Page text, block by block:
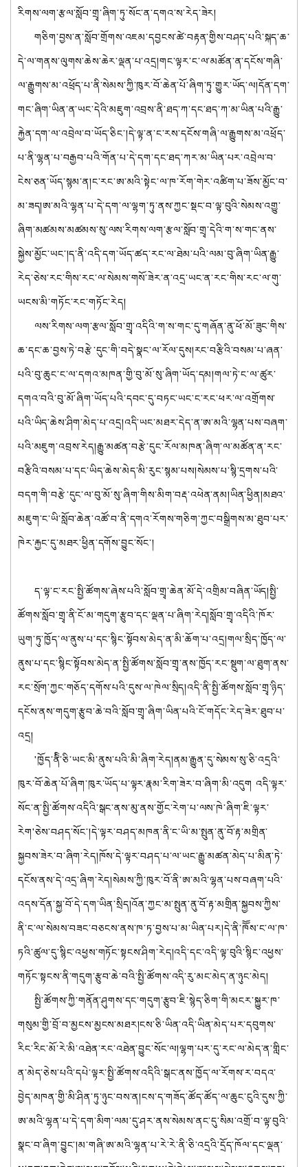
རིགས་ལག་རྩལ་སློབ་གྲྭ་ཞིག་ཏུ་སོང་ན་དགའ་ས་རེད་ཟེར།
གཅིག་བྱས་ན་སློབ་གྲོགས་འཇམ་དབྱངས་ཚེ་བརྟན་གྱིས་བཤད་པའི་སྐད་ཆ་
དེ་ལ་གནས་ལུགས་ཆེས་ཆེར་ལྡན་པ་འདྲ།གང་ལྟར་ང་ལ་མཚོན་ན་དངོས་གཞི་
ལ་རྒྱུགས་མ་འཕྲོད་པ་ནི་སེམས་ཀྱི་ཁུར་བོ་ཆེན་པོ་ཞིག་ཏུ་གྱུར་ཡོད་ལ།དོན་དག་
གང་ཞིག་ཡིན་ན་ཡང་དེའི་མཇུག་འབྲས་ནི་ཐད་ཀ་དང་ཐད་ཀ་མ་ཡིན་པའི་རྒྱུ་
རྐྱེན་དག་ལ་འབྲེལ་བ་ཡོད་ཅིང་།དེ་ལྟ་ན་ང་རས་དངོས་གཞི་ལ་རྒྱུགས་མ་འཕྲོད་
པ་ནི་ལྷན་པ་བརྒྱབ་པའི་གོན་པ་དེ་དག་དང་ཐད་ཀར་མ་ཡིན་པར་འབྲེལ་བ་
ངེས་ཅན་ཡོད་སྙམ་ན།ང་རང་ཨ་མའི་སྟེང་ལ་ཁ་རོག་གེར་འཚིག་པ་ཟོས་མྱོང་བ་
མ་ཟད།ཨ་མའི་ལྷན་པ་དེ་དག་ལ་ལྷག་ཏུ་ནས་ཀྱང་སྡང་བ་ལྟ་བུའི་སེམས་འགྱུ་
ཞིག་མཚམས་མཚམས་སུ་ལས་རིགས་ལག་རྩལ་སློབ་གྲྭ་དེའི་ག་ས་གང་ནས་
སྐྱེས་མྱོང་ཡང་།ད་ནི་འདི་དག་ཡོད་ཚད་རང་ལ་ཐེམ་པའི་ལམ་བུ་ཞིག་ཡིན་རྒྱུ་
རེད་ཅེས་རང་གིས་རང་ལ་སེམས་གསོ་ཟེར་ན་འདྲ་ཡང་ན་རང་གིས་རང་ལ་གུ་
ཡངས་མི་གཏོང་རང་གཏོང་རེད།
ལས་རིགས་ལག་རྩལ་སློབ་གྲྭ་འདིའི་ག་ས་གང་དུ་གཞོན་ནུ་ཕོ་མོ་ཟུང་གིས་
ཆ་དང་ཆ་བྱས་ཏེ་བརྩེ་དུང་གི་བདེ་སྣང་ལ་རོལ་དུས།རང་བརྩིའི་བསམ་པ་ཞན་
པའི་བུ་ཆུང་ང་ལ་དགའ་མཁན་གྱི་བུ་མོ་སུ་ཞིག་ཡོད་དམ།གལ་ཏེ་ང་ལ་ཚུར་
དགའ་བའི་བུ་མོ་ཞིག་ཡོད་པའི་དབང་དུ་བཏང་ཡང་ང་རང་ཕར་ལ་འགྲོགས་
པའི་ཡིད་ཆེས་ཤིག་མེད་པ་འདྲ།འདི་ཡང་མཐར་དེད་ན་ཨ་མའི་ལྷན་པས་བཞག་
པའི་མཇུག་འབྲས་རེད།རྒྱུ་མཚན་བརྩེ་དུང་རོལ་མཁན་ཞིག་ལ་མཚོན་ན་རང་
བརྩིའི་བསམ་པ་དང་ཡིད་ཆེས་མེད་མི་རུང་སྙམ་པས།སེམས་པ་སྙི་དྲགས་པའི་
བདག་གི་བརྩེ་དུང་ལ་བུ་མོ་སུ་ཞིག་གིས་མིག་བརྡ་འཕེན་ནམ།ཡིན་ཕྱིན།མཐའ་
མཇུག་ང་ཡི་སློབ་ཆེན་འཚོ་བ་ནི་དགའ་རོགས་གཅིག་ཀྱང་བསྒྲིགས་མ་ཐུབ་པར་
ཁེར་རྐྱང་དུ་མཐར་ཕྱིན་དགོས་བྱུང་སོང་།
ད་ལྟ་ང་རང་སྤྱི་ཚོགས་ཞེས་པའི་སློབ་གྲྭ་ཆེན་མོ་དེ་འགྲིམ་བཞིན་ཡོད།སྤྱི་
ཚོགས་སློབ་གྲྭ་ནི་ངོ་མ་གདུག་རྩུབ་དང་ལྡན་པ་ཞིག་རེད།སློབ་གྲྭ་འདིའི་ཁོར་
ཡུག་ཏུ་ཁྱོད་ལ་ནུས་པ་དང་སྙིང་སྟོབས་མེད་ན་མི་ཆོག་པ་འདྲ།གལ་སྲིད་ཁྱོད་ལ་
ནུས་པ་དང་སྙིང་སྟོབས་མེད་ན་སྤྱི་ཚོགས་སློབ་གྲྭ་ནས་ཁྱོད་རང་སྡུག་ལ་ཐུག་ནས་
རང་སྲོག་ཀྱང་གཅོད་དགོས་པའི་དུས་ལ་ཁེལ་སྲིད།འདི་ནི་སྤྱི་ཚོགས་སློབ་གྲྭ་ཉིད་
དངོས་ནས་གདུག་རྩུབ་ཆེ་བའི་སློབ་གྲྭ་ཞིག་ཡིན་པའི་ངོ་གདོང་རེད་ཟེར་ཐུབ་པ་
འདྲ།
'ཁྱོད་ནིི་ཅི་ཡང་མི་ནུས་པའི་མི་ཞིག་རེད།ནམ་རྒྱུན་དུ་སེམས་སུ་ཅི་འདྲའི་
ཁུར་བོ་ཆེན་པོ་ཞིག་ཁུར་ཡོད་པ་ལྟར་རྣམ་རིག་ཟེར་བ་ཞིག་མི་འདུག འདི་ལྟར་
སོང་ན་སྤྱི་ཚོགས་འདིའི་སྒང་ནས་མུ་ནས་གྱོང་རེག་པ་ལས་ཁེ་ཞིག་ཇི་ལྟར་
རེག'ཅེས་བཤད་སོང་།དེ་ལྟར་བཤད་མཁན་ནི་ང་ཡི་མ་སྤུན་ནུ་བོ་རྟ་མགྲིན་
སྐྱབས་ཟེར་བ་ཞིག་རེད།ཁོས་དེ་ལྟར་བཤད་པ་ལ་ཡང་རྒྱུ་མཚན་མེད་པ་མིན་ཏེ་
དངོས་ནས་དེ་འདྲ་ཞིག་རེད།སེམས་ཀྱི་ཁུར་བོ་ནི་ཨ་མའི་ལྷན་པས་བཞག་པའི་
འདས་དོན་སྐྱ་བོ་དེ་དག་ཡིན་སྲིད།འོན་ཀྱང་མ་སྤུན་ནུ་བོ་རྟ་མགྲིན་སྐྱབས་ཀྱིས་
ནི་ང་ལ་སེམས་བཟང་བཅངས་ནས་ཁ་ཏ་བྱས་པ་མ་ཡིན་པར།དེ་ནི་ཁོོས་ང་ལ་ཁ་
ཏའི་ཚུལ་དུ་སྙིང་འཕྱས་གཏོང་སྟངས་ཤིག་རེད།འདི་དང་འདི་ལྟ་བུའི་སྙིང་འཕྱས་
གཏོང་སྟངས་ནི་གདུག་རྩུབ་ཆེ་བའི་སྤྱི་ཚོགས་འདི་རུ་མང་མེད་ན་ཉུང་མེད།
སྤྱི་ཚོགས་ཀྱི་གནོན་ཤུགས་དང་གདུག་རྩུབ་ཇི་སྙེད་ཅིག་གི་མངར་སྐྱུར་ཁ་
གསུམ་གྱི་བྲོ་བ་མྱངས་མྱངས་མཐར།ངས་ཅི་ཡིན་འདི་ཡིན་མེད་པར་དབུགས་
རིང་རིང་མོ་རེ་མི་འཐེན་རང་འཐེན་བྱུང་སོང་ལ།ལྷག་པར་དུ་རང་ལ་མེད་ན་གླིང་
ན་མེད་ཅེས་པའི་དཔེ་ལྟར་སྤྱི་ཚོགས་འདིའི་སྒང་ནས་ཁྱོད་ལ་རོགས་ར་བདའ་
བྱེད་མཁན་གྱི་མི་ཤིན་ཏུ་ཉུང་བས་ན།ངས་ད་གཟོད་ཚོད་ཚོད་ལ་ཆུང་ངུའི་དུས་ཀྱི་
ཨ་མའི་ལྷན་པ་དེ་དག་མིག་ལམ་དུ་ཤར་ནས་སེམས་ནང་དུ་སིམ་འགྲོ་བ་ལྟ་བུའི་
སྣང་བ་ཞིག་བྱུང་།མ་གཞི་ཨ་མའི་ལྷན་པ་རེ་རེ་ནི་ཅི་འདྲའི་དྲོད་ཁོལ་དང་ལྡན་